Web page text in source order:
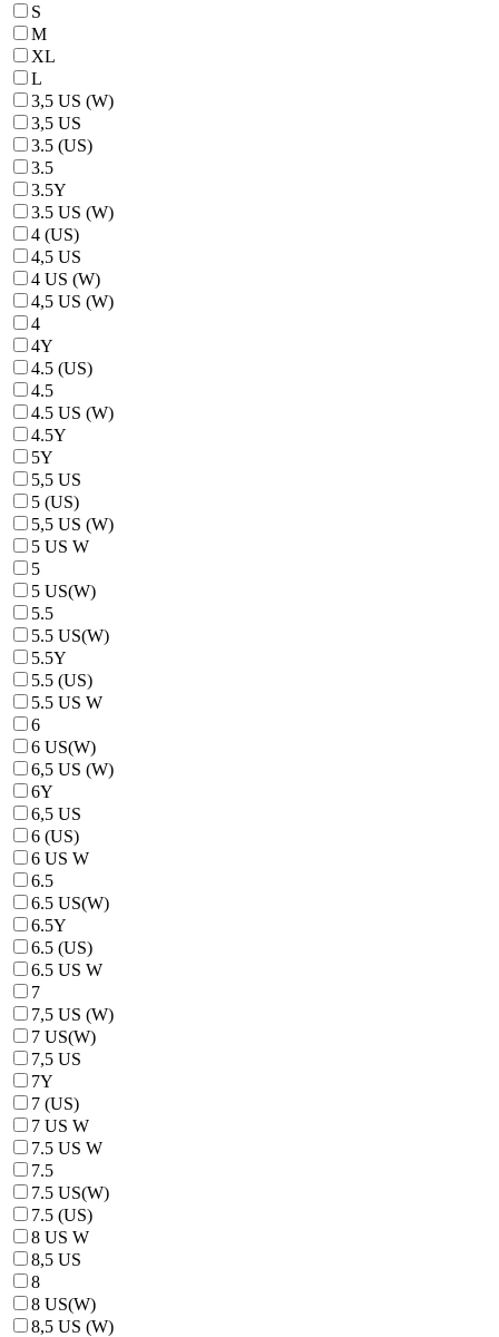
S
M
XL
L
3,5 US (W)
3,5 US
3.5 (US)
3.5
3.5Y
3.5 US (W)
4 (US)
4,5 US
4 US (W)
4,5 US (W)
4
4Y
4.5 (US)
4.5
4.5 US (W)
4.5Y
5Y
5,5 US
5 (US)
5,5 US (W)
5 US W
5
5 US(W)
5.5
5.5 US(W)
5.5Y
5.5 (US)
5.5 US W
6
6 US(W)
6,5 US (W)
6Y
6,5 US
6 (US)
6 US W
6.5
6.5 US(W)
6.5Y
6.5 (US)
6.5 US W
7
7,5 US (W)
7 US(W)
7,5 US
7Y
7 (US)
7 US W
7.5 US W
7.5
7.5 US(W)
7.5 (US)
8 US W
8,5 US
8
8 US(W)
8,5 US (W)